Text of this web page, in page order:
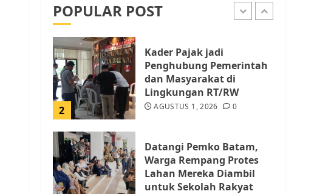
POPULAR POST
1 AGUSTUS 1, 2026
2
Kader Pajak jadi
Penghubung Pemerintah
dan Masyarakat di
Lingkungan RT/RW
AGUSTUS 1, 2026 0
Datangi Pemko Batam,
Warga Rempang Protes
Lahan Mereka Diambil
untuk Sekolah Rakyat